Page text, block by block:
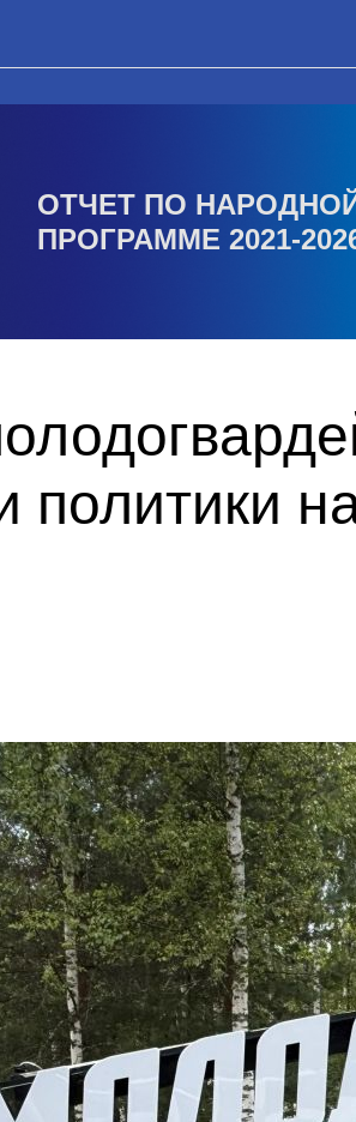
ОТЧЕТ ПО
ПРОГРАММЕ 2021-
политики